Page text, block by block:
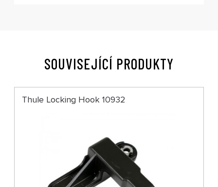
SOUVISEJÍCÍ PRODUKTY
Thule Locking Hook 10932